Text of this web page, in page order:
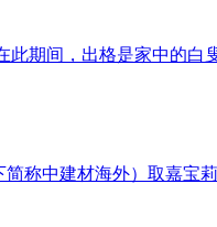
此期间，出格是家中的
称中建材海外）取嘉宝